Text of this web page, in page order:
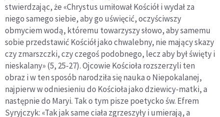
stwierdzając, że «Chrystus umiłował Kościół i wydał za
niego samego siebie, aby go uświęcić, oczyściwszy
obmyciem wodą, któremu towarzyszy słowo, aby samemu
sobie przedstawić Kościół jako chwalebny, nie mający skazy
czy zmarszczki, czy czegoś podobnego, lecz aby był święty i
nieskalany» (5, 25-27). Ojcowie Kościoła rozszerzyli ten
obraz i w ten sposób narodziła się nauka o Niepokalanej,
najpierw w odniesieniu do Kościoła jako dziewicy-matki, a
następnie do Maryi. Tak o tym pisze poetycko św. Efrem
Syryjczyk: «Tak jak same ciała zgrzeszyły i umierają, a